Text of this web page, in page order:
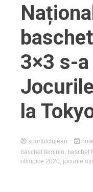
3×3 s-
la
sportulclujean
baschet feminin baschet
olimpice 2020 jocurile